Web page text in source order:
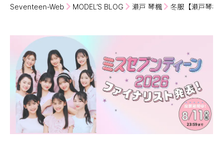
Seventeen-Web MODEL’S BLOG 瀬戸 琴楓 冬服【瀬戸琴楓